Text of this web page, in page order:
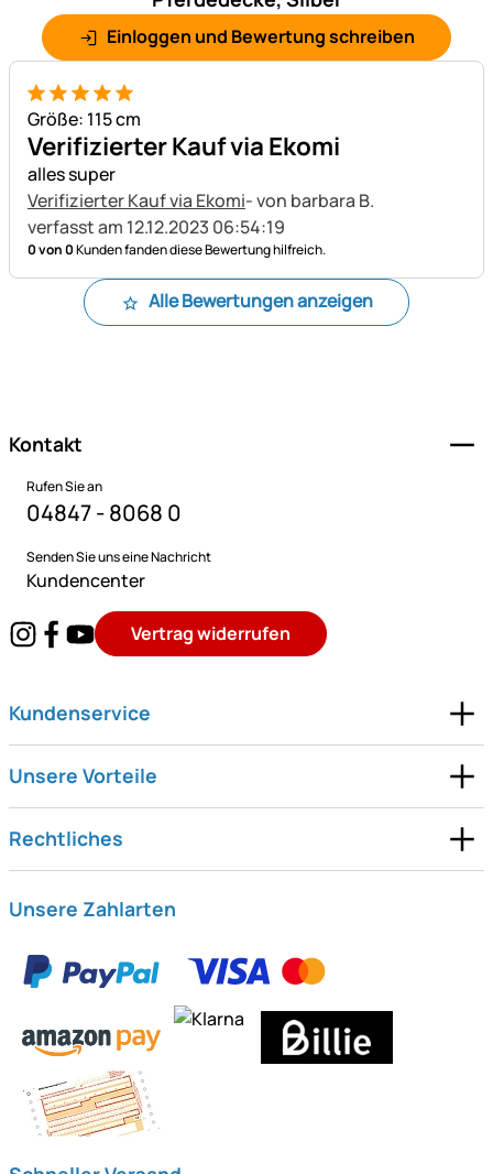
Einloggen und Bewertung schreiben
5 von 5
Größe: 115 cm
Verifizierter Kauf via Ekomi
alles super
Verifizierter Kauf via Ekomi- von barbara B.
verfasst am 12.12.2023 06:54:19
0 von 0Kunden fanden diese Bewertung hilfreich.
Alle Bewertungen anzeigen
Kontakt
Rufen Sie an
04847 - 8068 0
Senden Sie uns eine Nachricht
Kundencenter
Vertrag widerrufen
Kundenservice
Unsere Vorteile
Rechtliches
Unsere Zahlarten